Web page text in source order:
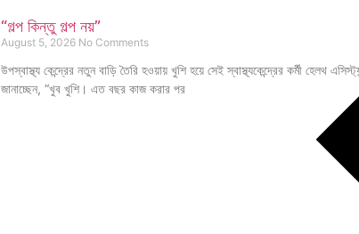
“গল্প কিন্তু গল্প নয়”
August 5, 2026 No Comments
উপস্বাস্থ্য কেন্দ্রের নতুন বাড়ি তৈরি হওয়ায় খুশি হয়ে সেই স্বাস্থ্যকেন্দ্রের কর্মী হেলথ
জানাচ্ছেন, “খুব খুশি। এত বছর কাজ করার পর